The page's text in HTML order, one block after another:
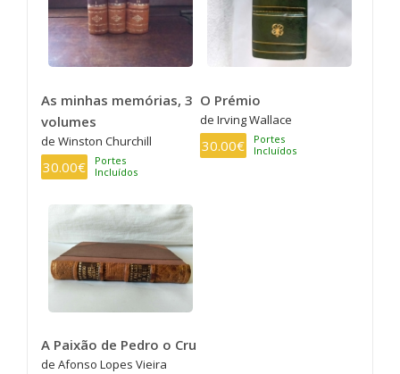
As minhas memórias, 3
volumes
de Winston Churchill
30.00€
Portes
Incluídos
O Prémio
de Irving Wallace
30.00€
Portes
Incluídos
A Paixão de Pedro o Cru
de Afonso Lopes Vieira